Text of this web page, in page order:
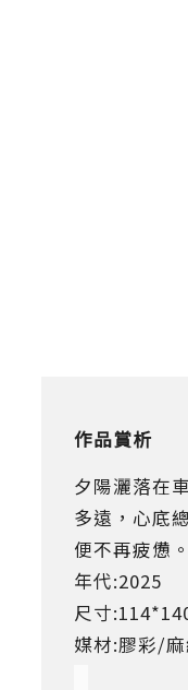
作品賞析
夕陽灑落在
多遠，心底
便不再疲憊。
年代:2025
尺寸
媒材:膠彩/